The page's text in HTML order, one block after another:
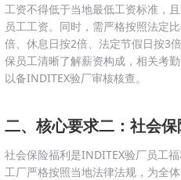
工资不得低于当地最低工资标准，
员工工资。同时，需严格按照法定
倍、休息日按2倍、法定节假日按3
保员工清晰了解薪资构成，相关考
以备INDITEX验厂审核核查。
二、核心要求二：社会
社会保险福利是INDITEX验厂员工
工厂严格按照当地法律法规，为全